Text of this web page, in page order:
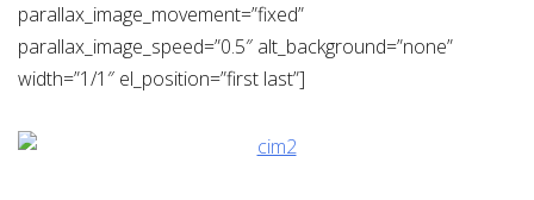
parallax_image_movement=”fixed”
parallax_image_speed=”0.5″ alt_background=”none”
width=”1/1″ el_position=”first last”]